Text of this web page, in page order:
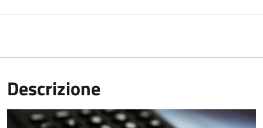
Descrizione